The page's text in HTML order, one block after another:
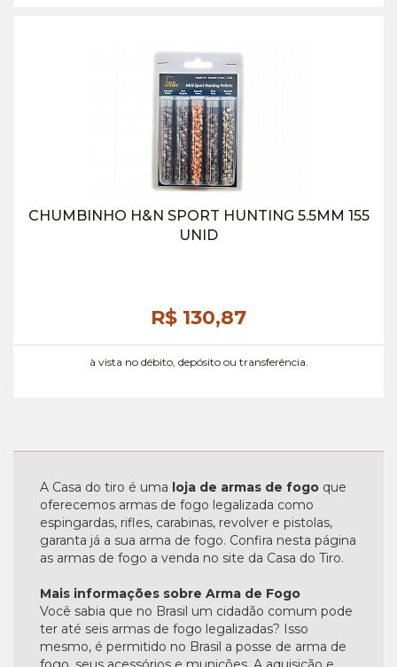
CHUMBINHO H&N SPORT HUNTING 5.5MM 155
UNID
R$ 130,87
à vista no débito, depósito ou transferência.
A Casa do tiro é uma loja de armas de fogo que
oferecemos armas de fogo legalizada como
espingardas, rifles, carabinas, revolver e pistolas,
garanta já a sua arma de fogo. Confira nesta página
as armas de fogo a venda no site da Casa do Tiro.
Mais informações sobre Arma de Fogo
Você sabia que no Brasil um cidadão comum pode
ter até seis armas de fogo legalizadas? Isso
mesmo, é permitido no Brasil a posse de arma de